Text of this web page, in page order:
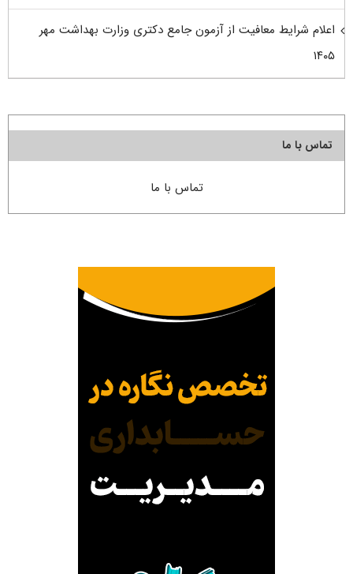
اعلام شرایط معافیت از آزمون جامع دکتری وزارت بهداشت مهر
۱۴۰۵
تماس با ما
تماس با ما